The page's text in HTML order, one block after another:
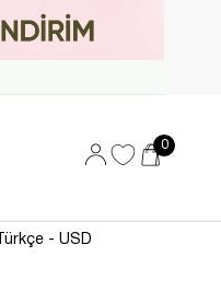
0
Türkçe - USD